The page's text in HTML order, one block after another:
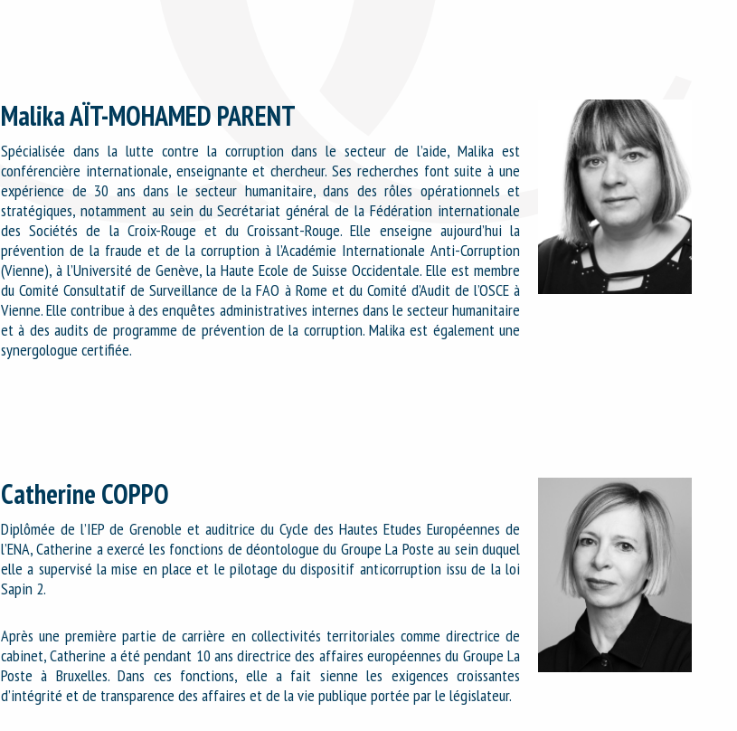
Malika AÏT-MOHAMED PARENT
Spécialisée dans la lutte contre la corruption dans le secteur de l’aide, Malika est
conférencière internationale, enseignante et chercheur. Ses recherches font suite à une
expérience de 30 ans dans le secteur humanitaire, dans des rôles opérationnels et
stratégiques, notamment au sein du Secrétariat général de la Fédération internationale
des Sociétés de la Croix-Rouge et du Croissant-Rouge. Elle enseigne aujourd’hui la
prévention de la fraude et de la corruption à l’Académie Internationale Anti-Corruption
(Vienne), à l’Université de Genève, la Haute Ecole de Suisse Occidentale. Elle est membre
du Comité Consultatif de Surveillance de la FAO à Rome et du Comité d’Audit de l’OSCE à
Vienne. Elle contribue à des enquêtes administratives internes dans le secteur humanitaire
et à des audits de programme de prévention de la corruption. Malika est également une
synergologue certifiée.
Catherine COPPO
Diplômée de l’IEP de Grenoble et auditrice du Cycle des Hautes Etudes Européennes de
l’ENA, Catherine a exercé les fonctions de déontologue du Groupe La Poste au sein duquel
elle a supervisé la mise en place et le pilotage du dispositif anticorruption issu de la loi
Sapin 2.
Après une première partie de carrière en collectivités territoriales comme directrice de
cabinet, Catherine a été pendant 10 ans directrice des affaires européennes du Groupe La
Poste à Bruxelles. Dans ces fonctions, elle a fait sienne les exigences croissantes
d’intégrité et de transparence des affaires et de la vie publique portée par le législateur.